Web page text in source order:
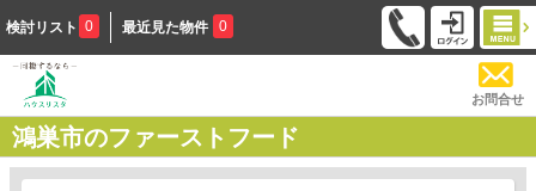
検討リスト 0 最近見た物件 0
お問合せ
鴻巣市のファーストフード